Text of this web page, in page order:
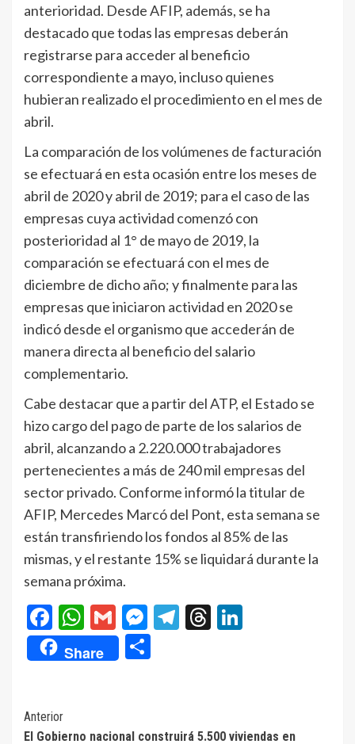
anterioridad. Desde AFIP, además, se ha
destacado que todas las empresas deberán
registrarse para acceder al beneficio
correspondiente a mayo, incluso quienes
hubieran realizado el procedimiento en el mes de
abril.
La comparación de los volúmenes de facturación
se efectuará en esta ocasión entre los meses de
abril de 2020 y abril de 2019; para el caso de las
empresas cuya actividad comenzó con
posterioridad al 1° de mayo de 2019, la
comparación se efectuará con el mes de
diciembre de dicho año; y finalmente para las
empresas que iniciaron actividad en 2020 se
indicó desde el organismo que accederán de
manera directa al beneficio del salario
complementario.
Cabe destacar que a partir del ATP, el Estado se
hizo cargo del pago de parte de los salarios de
abril, alcanzando a 2.220.000 trabajadores
pertenecientes a más de 240 mil empresas del
sector privado. Conforme informó la titular de
AFIP, Mercedes Marcó del Pont, esta semana se
están transfiriendo los fondos al 85% de las
mismas, y el restante 15% se liquidará durante la
semana próxima.
Facebook
WhatsApp
GmailMessenger
Telegram
Threads
Share
Navegación
Anterior
El Gobierno nacional construirá 5.500 viviendas en